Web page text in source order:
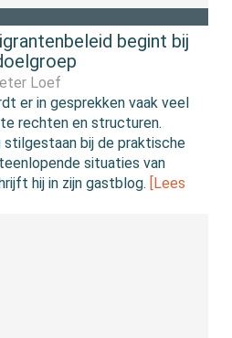
begint bij
Loef
er in gesprekken vaak veel
rechten en structuren.
bij de praktische
situaties van
hij in zijn gastblog. [Lees